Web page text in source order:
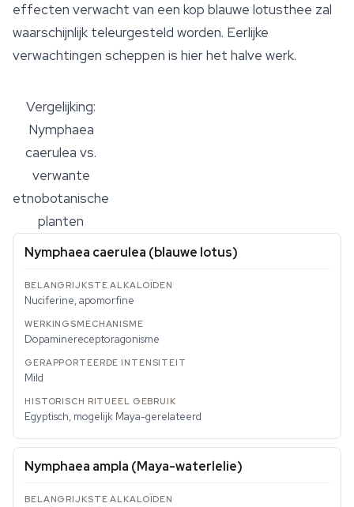
effecten verwacht van een kop blauwe lotusthee zal
waarschijnlijk teleurgesteld worden. Eerlijke
verwachtingen scheppen is hier het halve werk.
Vergelijking:
Nymphaea
caerulea vs.
verwante
etnobotanische
planten
Nymphaea caerulea (blauwe lotus)
Nuciferine, apomorfine
Dopaminereceptoragonisme
Mild
Egyptisch, mogelijk Maya-gerelateerd
Nymphaea ampla (Maya-waterlelie)